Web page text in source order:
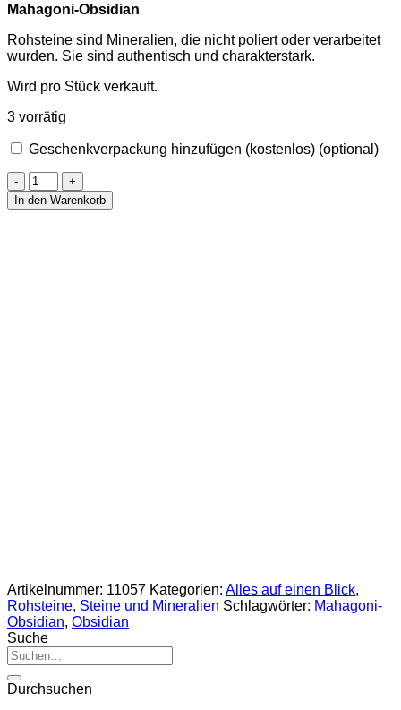
Mahagoni-Obsidian
Rohsteine sind Mineralien, die nicht poliert oder verarbeitet
wurden. Sie sind authentisch und charakterstark.
Wird pro Stück verkauft.
3 vorrätig
Geschenkverpackung hinzufügen (kostenlos) (optional)
Rohstein
aus
Mahagoni-
In den Warenkorb
Artikelnummer: 11057 Kategorien: Alles auf einen Blick,
Rohsteine, Steine und Mineralien Schlagwörter: Mahagoni-
Obsidian, Obsidian
Suche
Suche
nach:
Durchsuchen